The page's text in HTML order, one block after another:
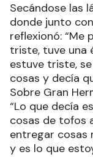
Secándose las
donde junto
reflexionó: “Me
triste, tuve una
estuve triste,
cosas y decía
Sobre Gran
“Lo que decía
cosas de tofos
entregar cosas
y es lo que